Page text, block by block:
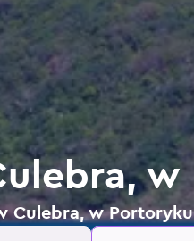
Culebra, w Portoryku